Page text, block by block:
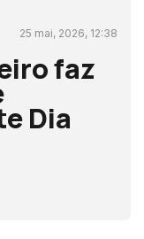
25 mai, 2026, 12:38
faz
Dia